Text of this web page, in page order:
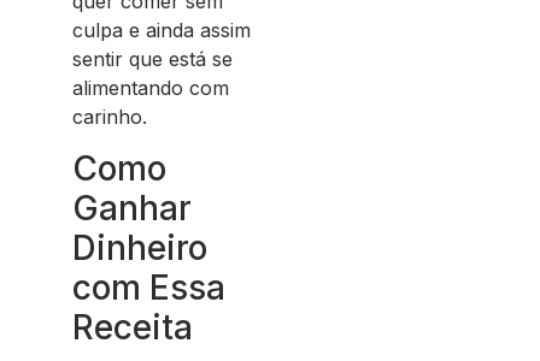
culpa e ainda assim
sentir que está se
alimentando com
carinho.
Como
Ganhar
Dinheiro
com Essa
Receita